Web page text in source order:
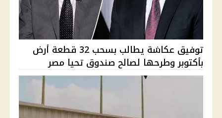
توفيق عكاشة يطالب بسحب 32 قطعة أرض
بأكتوبر وطرحها لصالح صندوق تحيا مصر